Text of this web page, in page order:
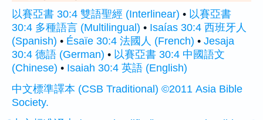
以賽亞書 30:4 雙語聖經 (Interlinear) • 以賽亞書
30:4 多種語言 (Multilingual) • Isaías 30:4 西班牙人
(Spanish) • Ésaïe 30:4 法國人 (French) • Jesaja
30:4 德語 (German) • 以賽亞書 30:4 中國語文
(Chinese) • Isaiah 30:4 英語 (English)
中文標準譯本 (CSB Traditional) ©2011 Asia Bible
Society.